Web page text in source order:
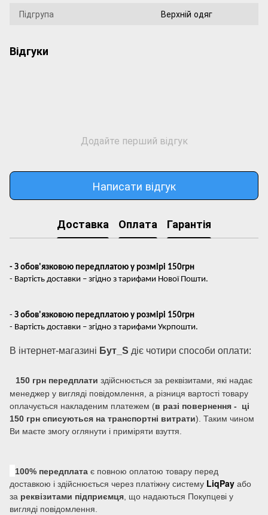
Підгрупа Верхній одяг
Відгуки
Додайте перший відгук
Написати відгук
Доставка Оплата Гарантія
- З обов'язковою передплатою у розмірі 150грн
- Вартість доставки – згідно з тарифами Нової Пошти.
- З обов'язковою передплатою у розмірі 150грн
- Вартість доставки – згідно з тарифами Укрпошти.
В інтернет-магазині Бут_S діє чотири способи оплати:
150 грн передплати здійснюється за реквізитами, які надає
менеджер у вигляді повідомлення, а різниця вартості товару
оплачується накладеним платежем (в разі повернення - ці
150 грн списуються на транспортні витрати). Таким чином
Ви маєте змогу оглянути і приміряти взуття.
100% передплата є повною оплатою товару перед
доставкою і здійснюється через платіжну систему LiqPay або
за реквізитами підприємця , що надаються Покупцеві у
вигляді повідомлення.